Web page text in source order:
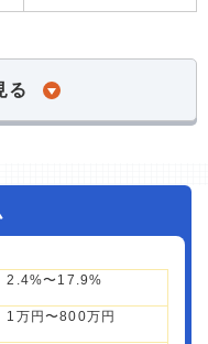
る
2.4%〜17.9%
1万円〜800万円